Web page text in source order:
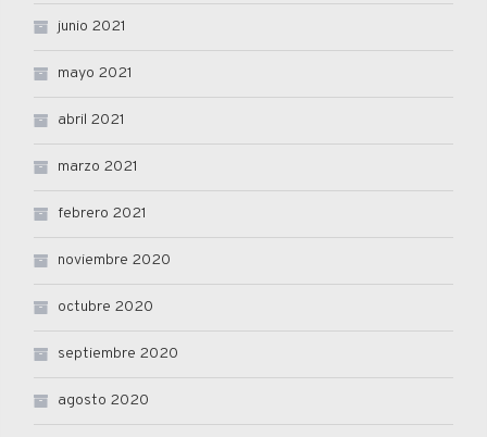
junio 2021
mayo 2021
abril 2021
marzo 2021
febrero 2021
noviembre 2020
octubre 2020
septiembre 2020
agosto 2020